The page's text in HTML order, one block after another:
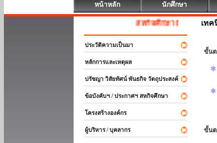
หน้าหลัก นักศึกษา
สหกิจศึกษา ยินดีต้อนรับ
ประวัติความเป็นมา
หลักการและเหตุผล
ปรัชญา วิสัยทัศน์ พันธกิจ วัตถุประสงค์
ข้อบังคับฯ / ประกาศฯ สหกิจศึกษา
โครงสร้างองค์กร
ผู้บริหาร / บุคลากร
เทค
ขั้นต
ขั้นต